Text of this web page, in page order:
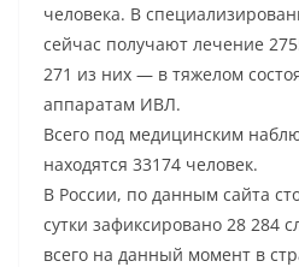
человека. В
сейчас получают лечение
271 из них — в тяжелом
аппаратам ИВЛ.
Всего под медицинским
находятся 33174 человек.
В России, по данным сайта
сутки зафиксировано 28 284
всего на данный момент в